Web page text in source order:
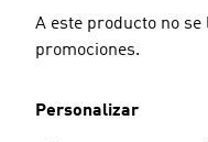
A este producto no
promociones.
Personalizar